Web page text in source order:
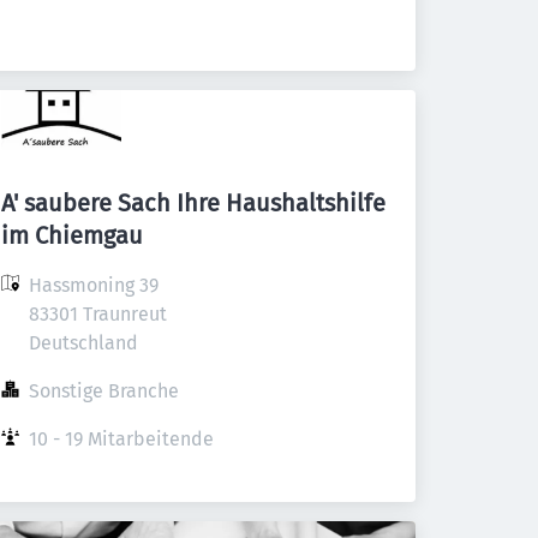
A' saubere Sach Ihre Haushaltshilfe
im Chiemgau
Hassmoning 39
83301 Traunreut
Deutschland
Sonstige Branche
10 - 19 Mitarbeitende